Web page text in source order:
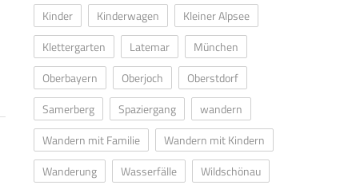
Kinder
Kinderwagen
Kleiner Alpsee
Klettergarten
Latemar
München
Oberbayern
Oberjoch
Oberstdorf
Samerberg
Spaziergang
wandern
Wandern mit Familie
Wandern mit Kindern
Wanderung
Wasserfälle
Wildschönau